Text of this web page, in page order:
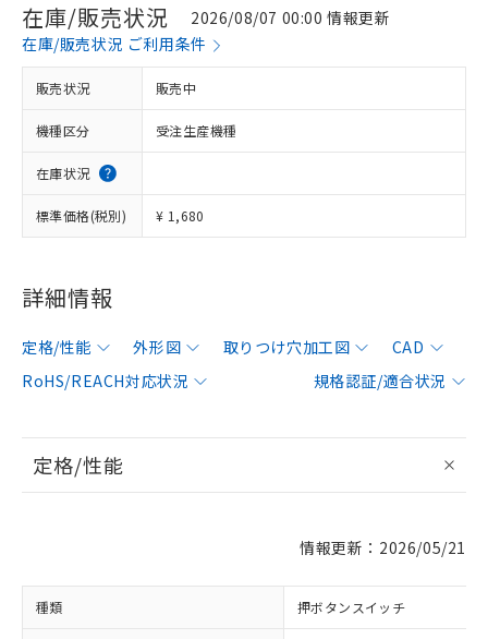
在庫/販売状況
2026/08/07 00:00 情報更新
在庫/販売状況 ご利用条件
販売状況 販売中
機種区分 受注生産機種
在庫状況
標準価格(税別) ¥ 1,680
詳細情報
定格/性能 外形図 取りつけ穴加工図
CAD
RoHS/REACH対応状況
規格認証/適合状況
定格/性能
情報更新：2026/05/21
種類 押ボタンスイッチ